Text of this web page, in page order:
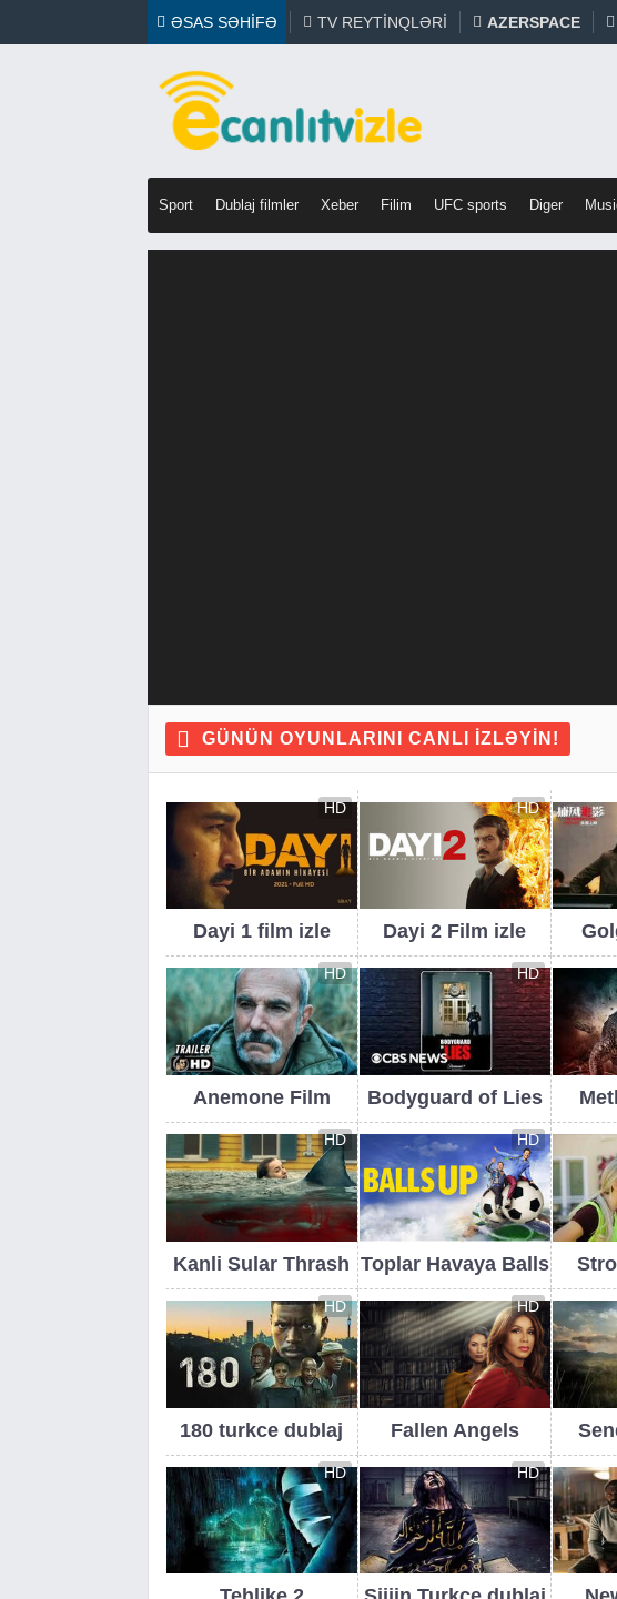
ƏSAS SƏHIFƏ TV REYTINQLƏRI AZERSPACE
Sport Dublaj filmler Xeber Filim UFC sports Diger
GÜNÜN OYUNLARINI CANLI IZLƏYIN!
HD
Dayi 1 film izle
HD
Dayi 2 Film izle
HD
Anemone Film
HD
Bodyguard of Lies
HD
Kanli Sular Thrash
HD
Toplar Havaya Balls
HD
180 turkce dublaj
HD
Fallen Angels
HD HD